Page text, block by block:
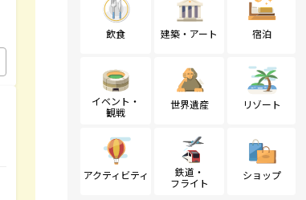
飲食 建築・アート 宿泊
イベント・
観戦
世界遺産 リゾート
アクティビティ
鉄道・
フライト
ショップ